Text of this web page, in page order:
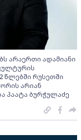
არაერთი ადამიანი
წლებში რუსეთში
არიან
პაატა ბურჭულაძე